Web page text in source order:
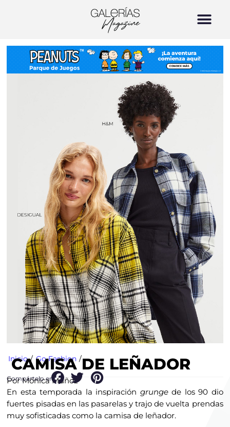
Inicio / Go Fashion /
CAMISA DE LEÑADOR
Por Mónica Muñoz
Compártelo en:
En esta temporada la inspiración grungede los 90 dio
fuertes pisadas en las pasarelas y trajo de vuelta prendas
muy sofisticadas como la camisa de leñador.